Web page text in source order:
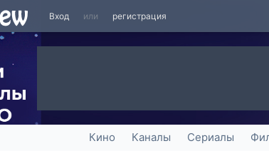
Вход или регистрация
Кино Каналы Сериалы